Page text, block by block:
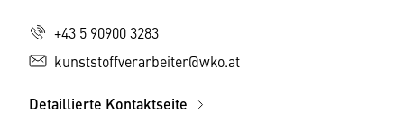
+43 5 90900 3283
kunststoffverarbeiter@wko.at
Detaillierte Kontaktseite